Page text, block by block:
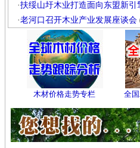
·扶绥山圩木业打造面向东盟新引
·老河口召开木业产业发展座谈会
木材价格走势专栏 全